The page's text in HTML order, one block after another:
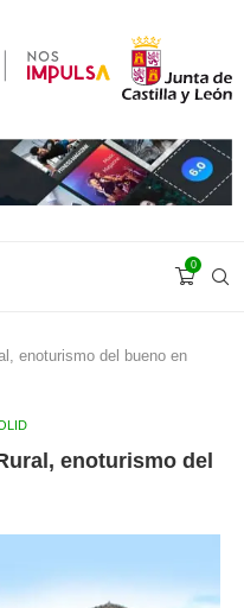
0
enoturismo del bueno en
enoturismo del